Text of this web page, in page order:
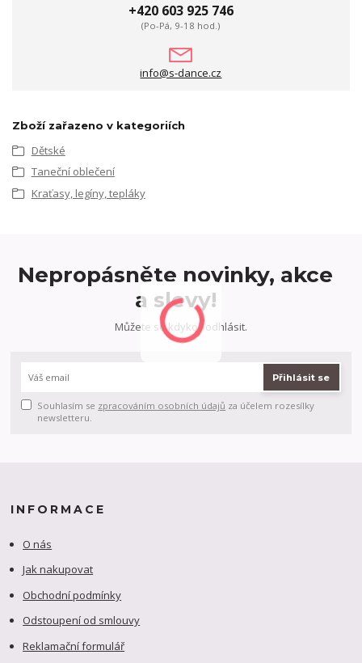
+420 603 925 746
(Po-Pá, 9-18 hod.)
info@s-dance.cz
Zboží zařazeno v kategoriích
Dětské
Taneční oblečení
Kraťasy, legíny, tepláky
Nepropásněte novinky, akce
a slevy!
Můžete se kdykoli odhlásit.
Přihlásit se
Souhlasím se zpracováním osobních údajů za účelem rozesílky
newsletteru.
INFORMACE
O nás
Jak nakupovat
Obchodní podmínky
Odstoupení od smlouvy
Reklamační formulář